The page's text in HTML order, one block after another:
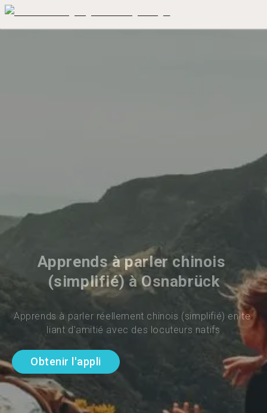
Apprends à parler chinois
(simplifié) à Osnabrück
Apprends à parler réellement chinois (simplifié) en te
liant d'amitié avec des locuteurs natifs
Obtenir l'appli